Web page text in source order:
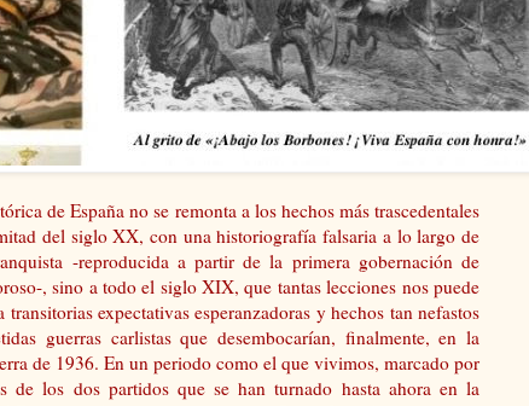
de España no se remonta a los hechos más trascedentales
del siglo XX, con una historiografía falsaria a lo largo de
-reproducida a partir de la primera gobernación de
, sino a todo el siglo XIX, que tantas lecciones nos puede
transitorias expectativas esperanzadoras y hechos tan nefastos
guerras carlistas que desembocarían, finalmente, en la
de 1936. En un periodo como el que vivimos, marcado por
de los dos partidos que se han turnado hasta ahora en la